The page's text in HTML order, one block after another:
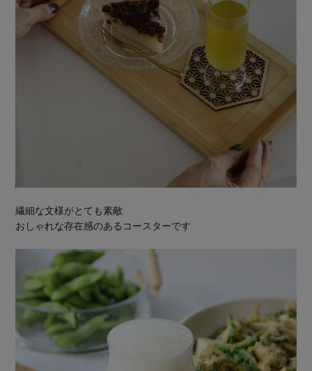
繊細な文様がとても素敵
おしゃれな存在感のあるコースターです